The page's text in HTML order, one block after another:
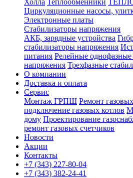
Холла Теплообменники
Циркуляционные насосы,
Электронные платы
Стабилизаторы напряжения
АКБ, зарядные устройства
стабилизаторы напряжения
питания Релейные однофазные
напряжения Трехфазные
О компании
Доставка и оплата
Сервис
Монтаж ГРПШ Ремонт
подключение газовых котлов
дому Проектирование
ремонт газовых счетчиков
Новости
Акции
Контакты
+7 (343) 227-80-04
+7 (343) 382-24-41